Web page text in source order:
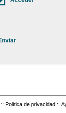
:: Política de privacidad ::